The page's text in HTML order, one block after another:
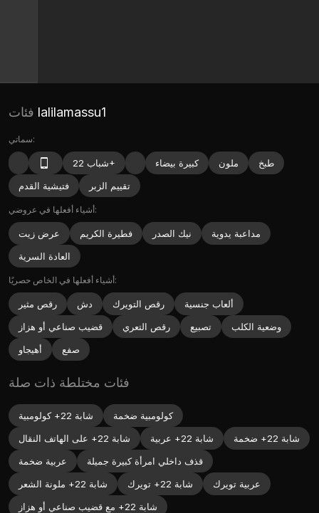
lalilamassu1
سماتي:
شباب 22+ كبيرة بيضاء ملون
طبخ
فتيشية القدم
تقييم الزبر
أشياء أفعلها في عروضي:
عرض زيت فطيرة الكريم نيك الصدر
مداعبة يدوية
العادة السرية
أشياء أفعلها في الخاص حصريًا:
رقص مثير دش رقص التويرك
ألعاب جنسية
قضيب صناعي أو هزاز
رقص التعري تصبيع
وضعية الكلب
أهيجاو
صفع
فئات مختلطة ذات صلة
شابة 22+ كولومبية
كولومبية ضخمة
شابة 22+ على الهاتف النقال
شابة 22+ عربية
شابة 22+ ضخمة
عربية ضخمة
قذف داخلي امرأة كبيرة جميلة
شابة 22+ ملونة الشعر
شابة 22+ تويرك
عربية تويرك
شابة 22+ مع قضيب صناعي أو هزاز